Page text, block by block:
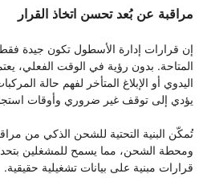
مراقبة عن بُعد تحسن اتخاذ القرار
إن قرارات إدارة الأسطول تكون جيدة
المتاحة. بدون رؤية في الوقت الفعلي،
اليدوي أو الإبلاغ المتأخر لفهم حالة
يؤدي إلى توقف غير ضروري وأوقات
تُمكّن البنية التحتية للشحن الذكي من
ومحطة الشحن، مما يسمح للمشغلين
قرارات مبنية على بيانات تشغيلية حقيقية.